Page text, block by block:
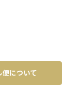
便について